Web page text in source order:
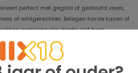
perfect met gegrild of gestoofd vlees,
of wildgerechten. Belegen harde kazen of
eveneens zijn diepte. Het best
de complexe aroma's zich optimaal kunnen